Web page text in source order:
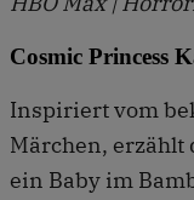
Cosmic Princess
Inspiriert vom
Märchen,
ein Baby im